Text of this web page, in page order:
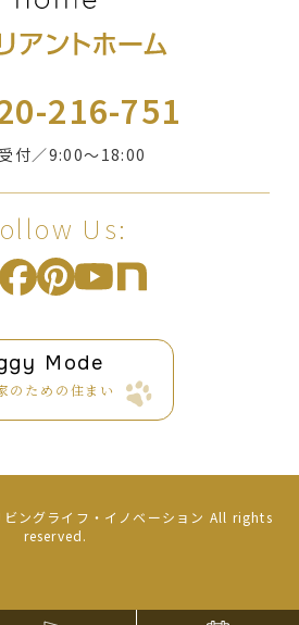
216-751
付／9:00〜18:00
Us:
Mode
のための住まい
ングライフ・イノベーション All rights
reserved.